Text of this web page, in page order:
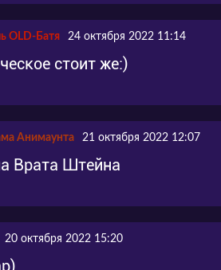
OLD-Батя 24 октября 2022 11:14
стоит же:)
Анимаунта 21 октября 2022 12:07
Врата Штейна
20 октября 2022 15:20